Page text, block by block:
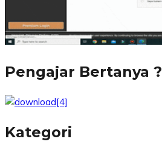
Pengajar Bertanya ?
Kategori